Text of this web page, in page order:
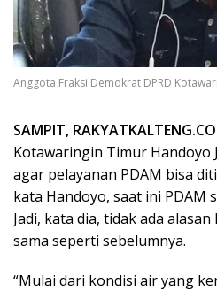
Anggota Fraksi Demokrat DPRD
SAMPIT,
Kotawaringin Timur Handoyo
agar pelayanan PDAM bisa
kata Handoyo, saat ini PDAM
Jadi, kata dia, tidak ada
sama seperti sebelumnya.
“Mulai dari kondisi air yang